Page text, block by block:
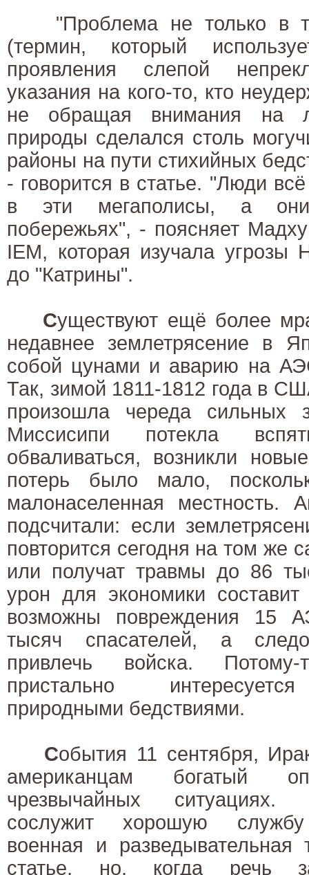
"Проблема не только в
(термин, который
проявления слепой
указания на кого-то, кто
не обращая внимания на
природы сделался столь
районы на пути стихийных
- говорится в статье. "Люди
в эти мегаполисы, а
побережьях", - поясняет
IEM, которая изучала
до "Катрины".
Существуют ещё более
недавнее землетрясение в
собой цунами и аварию на
Так, зимой 1811-1812 года в
произошла череда сильных
Миссисипи потекла
обваливаться, возникли
потерь было мало,
малонаселенная местность.
подсчитали: если
повторится сегодня на том же
или получат травмы до 86
урон для экономики
возможны повреждения 15
тысяч спасателей, а
привлечь войска.
пристально
природными бедствиями.
События 11 сентября,
американцам богатый
чрезвычайных ситуациях.
сослужит хорошую службу
военная и разведывательная
статье, но, когда речь